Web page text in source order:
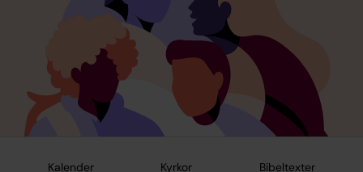
Kalender Kyrkor Bibeltexter